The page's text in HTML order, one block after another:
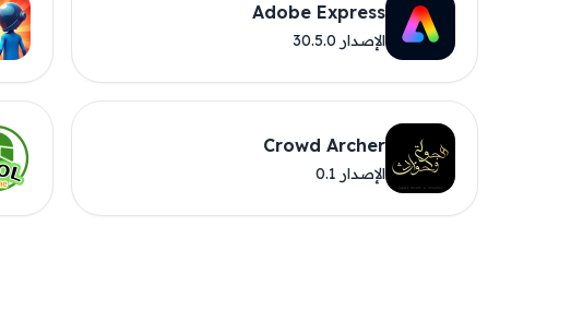
Adobe Express
الإصدار 30.5.0
Crowd Archer
الإصدار 0.1